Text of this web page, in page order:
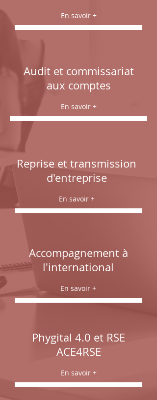
En savoir +
Audit et commissariat
aux comptes
En savoir +
Reprise et transmission
d'entreprise
En savoir +
Accompagnement à
l'international
En savoir +
Phygital 4.0 et RSE
ACE4RSE
En savoir +